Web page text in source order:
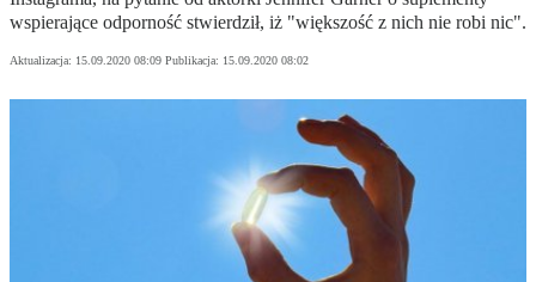
wspierające odporność stwierdził, iż "większość z nich nie robi nic".
Aktualizacja: 15.09.2020 08:09 Publikacja: 15.09.2020 08:02